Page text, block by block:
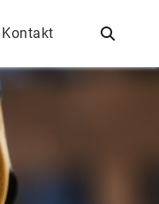
Kontakt